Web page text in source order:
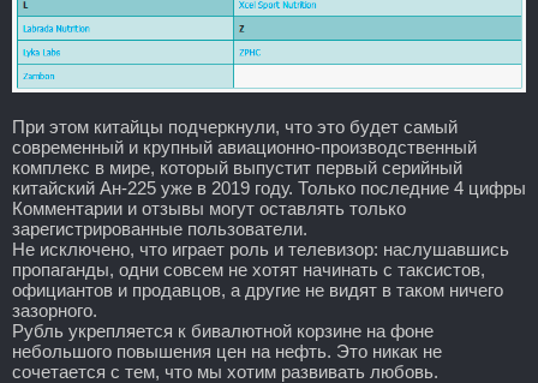
При этом китайцы подчеркнули, что это будет самый
современный и крупный авиационно-производственный
комплекс в мире, который выпустит первый серийный
китайский Ан-225 уже в 2019 году. Только последние 4 цифры
Комментарии и отзывы могут оставлять только
зарегистрированные пользователи.
Не исключено, что играет роль и телевизор: наслушавшись
пропаганды, одни совсем не хотят начинать с таксистов,
официантов и продавцов, а другие не видят в таком ничего
зазорного.
Рубль укрепляется к бивалютной корзине на фоне
небольшого повышения цен на нефть. Это никак не
сочетается с тем, что мы хотим развивать любовь.